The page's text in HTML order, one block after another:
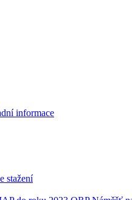
informace
stažení